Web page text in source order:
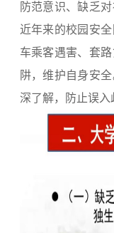
防范意识、缺乏
近年来的校园安
车乘客遇害、套
阱，维护自身安
深了解，防止误入